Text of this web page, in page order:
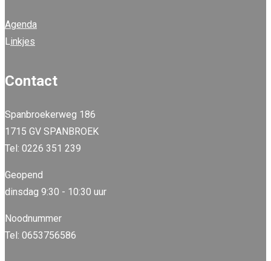
Agenda
Linkjes
Contact
Spanbroekerweg 186
1715 GV SPANBROEK
Tel: 0226 351 239
Geopend
dinsdag 9:30 - 10:30 uur
Noodnummer
Tel: 0653756586